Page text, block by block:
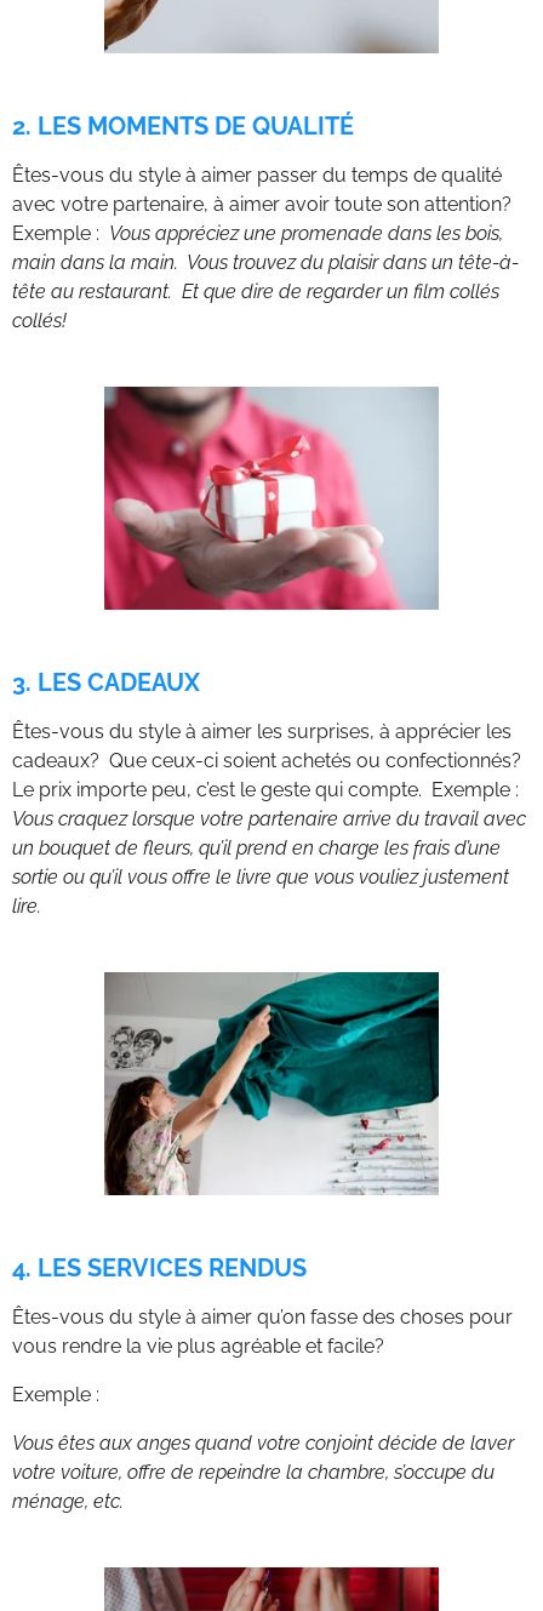
2. LES MOMENTS DE QUALITÉ
Êtes-vous du style à aimer passer du temps de qualité
avec votre partenaire, à aimer avoir toute son attention?
Exemple : Vous appréciez une promenade dans les bois,
main dans la main. Vous trouvez du plaisir dans un tête-à-
tête au restaurant. Et que dire de regarder un film collés
collés!
3. LES CADEAUX
Êtes-vous du style à aimer les surprises, à apprécier les
cadeaux? Que ceux-ci soient achetés ou confectionnés?
Le prix importe peu, c’est le geste qui compte. Exemple :
Vous craquez lorsque votre partenaire arrive du travail avec
un bouquet de fleurs, qu’il prend en charge les frais d’une
sortie ou qu’il vous offre le livre que vous vouliez justement
lire.
4. LES SERVICES RENDUS
Êtes-vous du style à aimer qu’on fasse des choses pour
vous rendre la vie plus agréable et facile?
Exemple :
Vous êtes aux anges quand votre conjoint décide de laver
votre voiture, offre de repeindre la chambre, s’occupe du
ménage, etc.